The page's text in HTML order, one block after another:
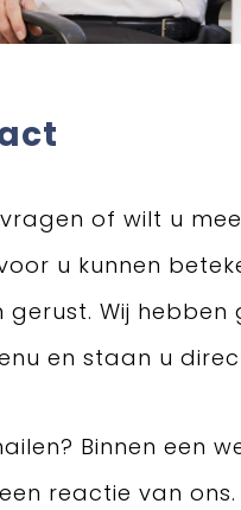
of wilt u
u kunnen
gerust. Wij hebben
en staan u
Binnen een
reactie van ons.